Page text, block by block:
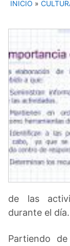
INICIO »
de las
durante el día.
Partiendo